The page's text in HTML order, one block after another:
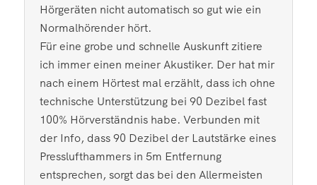
Hörgeräten nicht automatisch so gut wie ein
Normalhörender hört.
Für eine grobe und schnelle Auskunft zitiere
ich immer einen meiner Akustiker. Der hat mir
nach einem Hörtest mal erzählt, dass ich ohne
technische Unterstützung bei 90 Dezibel fast
100% Hörverständnis habe. Verbunden mit
der Info, dass 90 Dezibel der Lautstärke eines
Presslufthammers in 5m Entfernung
entsprechen, sorgt das bei den Allermeisten